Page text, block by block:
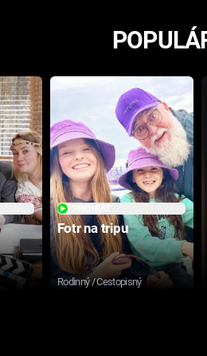
Fotr na tripu
Rodinný / Cestopisný